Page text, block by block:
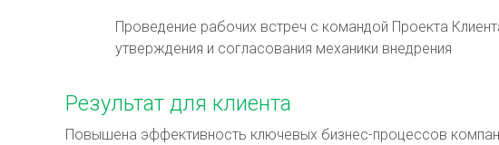
Проведение рабочих встреч с командой Проекта
утверждения и согласования механики внедрения
Результат для клиента
Повышена эффективность ключевых бизнес-процессов